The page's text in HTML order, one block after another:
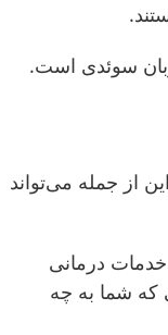
سوئدی است.
از جمله میتواند
خدمات درمانی
که شما به چه